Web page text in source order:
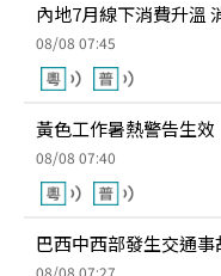
內地7月線下消費升溫
08/08 07:45
黃色工作暑熱警告生效
08/08 07:40
巴西中西部發生交通
08/08 07:27